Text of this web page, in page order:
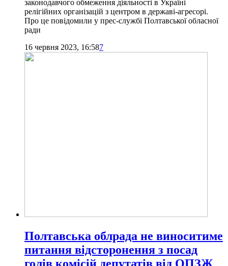
законодавчого обмеження діяльності в Україні
релігійних організацій з центром в державі-агресорі.
Про це повідомили у прес-службі Полтавської обласної
ради
16 червня 2023, 16:587
Полтавська облрада не виноситиме
питання відсторонення з посад